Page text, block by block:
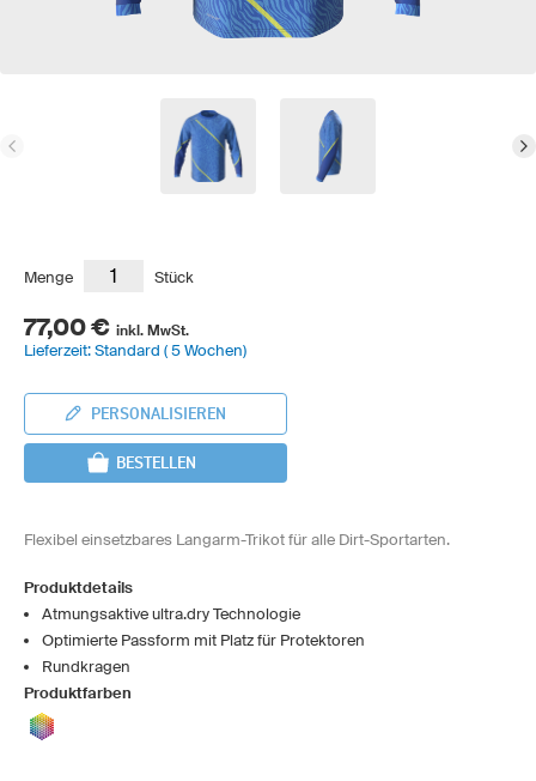
Menge Stück
77,00 € inkl. MwSt.
Lieferzeit: Standard ( 5 Wochen)
PERSONALISIEREN
BESTELLEN
Flexibel einsetzbares Langarm-Trikot für alle Dirt-Sportarten.
Produktdetails
Atmungsaktive ultra.dry Technologie
Optimierte Passform mit Platz für Protektoren
Rundkragen
Produktfarben